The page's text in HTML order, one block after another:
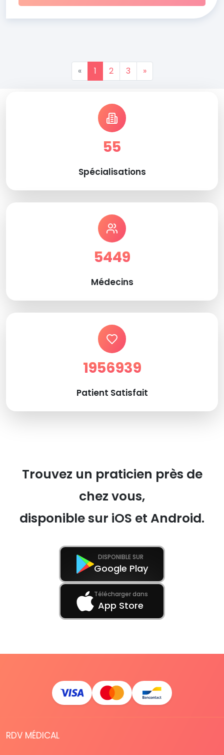
« 1 2 3 »
55
Spécialisations
5449
Médecins
1956939
Patient Satisfait
Trouvez un praticien près de
chez vous,
disponible sur iOS et Android.
DISPONIBLE SUR
Google Play
Télécharger dans
App Store
RDV MÉDICAL